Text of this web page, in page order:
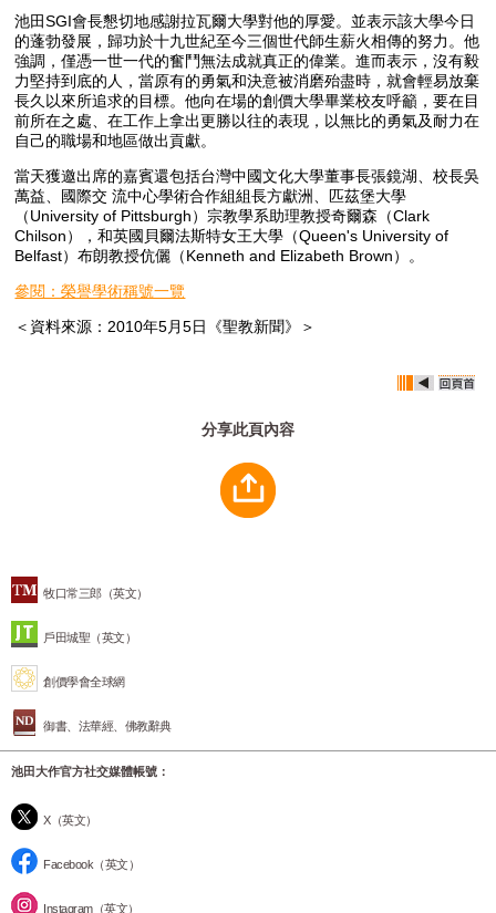
牧口常三郎（英文）
戶田城聖（英文）
創價學會全球網
御書、法華經、佛教辭典
池田大作官方社交媒體帳號：
X（英文）
Facebook（英文）
Instagram（英文）
池田SGI會長懇切地感謝拉瓦爾大學對他的厚愛。並表示該大學今日
的蓬勃發展，歸功於十九世紀至今三個世代師生薪火相傳的努力。他
強調，僅憑一世一代的奮鬥無法成就真正的偉業。進而表示，沒有毅
力堅持到底的人，當原有的勇氣和決意被消磨殆盡時，就會輕易放棄
長久以來所追求的目標。他向在場的創價大學畢業校友呼籲，要在目
前所在之處、在工作上拿出更勝以往的表現，以無比的勇氣及耐力在
自己的職場和地區做出貢獻。
當天獲邀出席的嘉賓還包括台灣中國文化大學董事長張鏡湖、校長吳
萬益、國際交 流中心學術合作組組長方獻洲、匹茲堡大學
（University of Pittsburgh）宗教學系助理教授奇爾森（Clark
Chilson），和英國貝爾法斯特女王大學（Queen's University of
Belfast）布朗教授伉儷（Kenneth and Elizabeth Brown）。
參閱：榮譽學術稱號一覽
＜資料來源：2010年5月5日《聖教新聞》＞
分享此頁內容